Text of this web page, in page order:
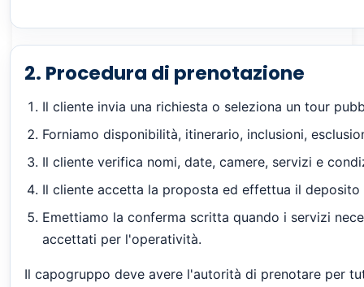
2. Procedura di prenotazione
Il cliente invia una richiesta o seleziona un tour
Forniamo disponibilità, itinerario, inclusioni,
Il cliente verifica nomi, date, camere, servizi e
Il cliente accetta la proposta ed effettua il
Emettiamo la conferma scritta quando i servizi
accettati per l'operatività.
Il capogruppo deve avere l'autorità di prenotare per